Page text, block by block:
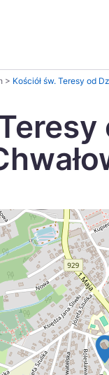
Co nowego?
Kuchnia
> Kościół św. Teresy od